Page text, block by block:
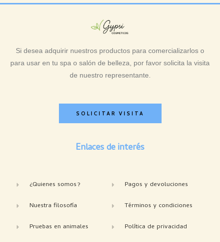
Si desea adquirir nuestros productos para comercializarlos o
para usar en tu spa o salón de belleza, por favor solicita la visita
de nuestro representante.
SOLICITAR VISITA
Enlaces de interés
¿Quienes somos?
Nuestra filosofía
Pruebas en animales
Pagos y devoluciones
Términos y condiciones
Política de privacidad